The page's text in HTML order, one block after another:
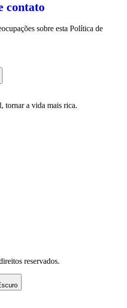
contato
sobre esta Política de
tornar a vida mais rica.
reservados.